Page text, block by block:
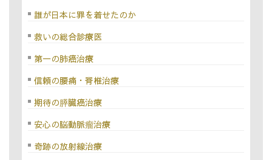
誰が日本に罪を着せたのか
救いの総合診療医
第一の肺癌治療
信頼の腰痛・脊椎治療
期待の膵臓癌治療
安心の脳動脈瘤治療
奇跡の放射線治療